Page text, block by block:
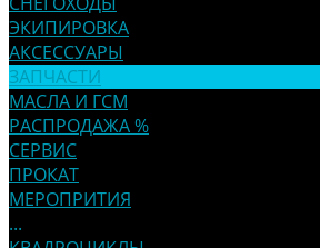
ЭКИПИРОВКА
АКСЕССУАРЫ
ЗАПЧАСТИ
МАСЛА И ГСМ
РАСПРОДАЖА %
СЕРВИС
ПРОКАТ
МЕРОПРИТИЯ
...